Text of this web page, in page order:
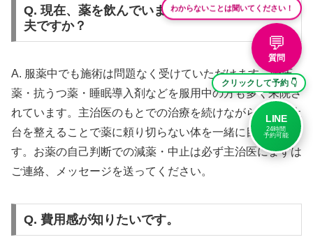
Q. 現在、薬を飲んでいますが施術を受けて大丈
夫ですか？
A. 服薬中でも施術は問題なく受けていただけます。降圧
薬・抗うつ薬・睡眠導入剤などを服用中の方も多く来院さ
れています。主治医のもとでの治療を続けながら、体の土
台を整えることで薬に頼り切らない体を一緒に目指しま
す。お薬の自己判断での減薬・中止は必ず主治医にまずは
ご連絡、メッセージを送ってください。
Q. 費用感が知りたいです。
わからないことは聞いてください！
💬
質問
クリックして予約 👇
LINE
24時間
予約可能